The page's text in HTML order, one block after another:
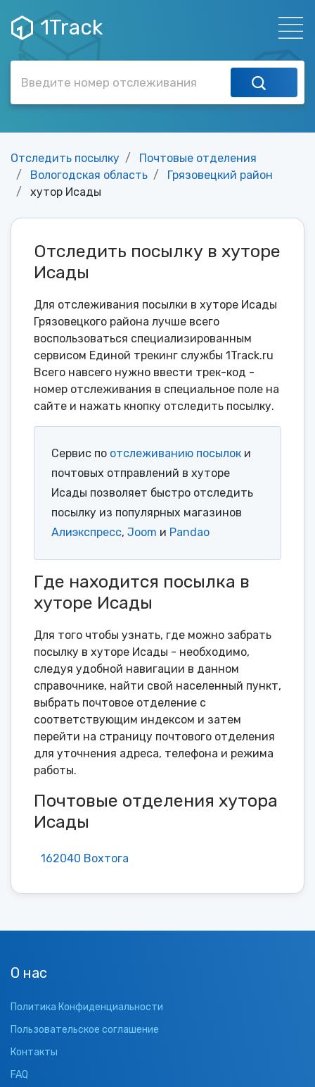
1Track
Отследить посылку
Почтовые отделения
Вологодская область
Грязовецкий район
хутор Исады
Отследить посылку в хуторе
Исады
Для отслеживания посылки в хуторе Исады
Грязовецкого района лучше всего
воспользоваться специализированным
сервисом Единой трекинг службы 1Track.ru
Всего навсего нужно ввести трек-код -
номер отслеживания в специальное поле на
сайте и нажать кнопку отследить посылку.
Сервис по отслеживанию посылок и
почтовых отправлений в хуторе
Исады позволяет быстро отследить
посылку из популярных магазинов
Алиэкспресс, Joom и Pandao
Где находится посылка в
хуторе Исады
Для того чтобы узнать, где можно забрать
посылку в хуторе Исады - необходимо,
следуя удобной навигации в данном
справочнике, найти свой населенный пункт,
выбрать почтовое отделение с
соответствующим индексом и затем
перейти на страницу почтового отделения
для уточнения адреса, телефона и режима
работы.
Почтовые отделения хутора
Исады
162040 Вохтога
О нас
Политика Конфиденциальности
Пользовательское соглашение
Контакты
FAQ